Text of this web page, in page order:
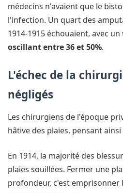
médecins n'avaient que le
l'infection. Un quart des
1914-1915 échouaient, avec un
oscillant entre 36 et 50%.
L'échec de la
négligés
Les chirurgiens de l'époque
hâtive des plaies, pensant
En 1914, la majorité des
plaies souillées. Fermer une
profondeur, c'est